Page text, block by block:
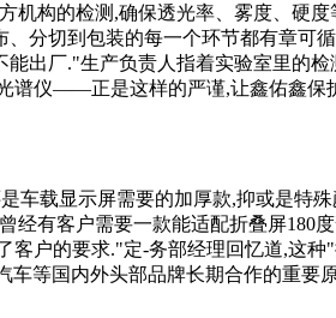
机构的检测,确保透光率、雾度、硬度
、分切到包装的每一个环节都有章可
出厂."生产负责人指着实验室里的检
谱仪——正是这样的严谨,让鑫佑鑫保
车载显示屏需要的加厚款,抑或是特殊
经有客户需要一款能适配折叠屏180
客户的要求."定-务部经理回忆道,这种
车等国内外头部品牌长期合作的重要